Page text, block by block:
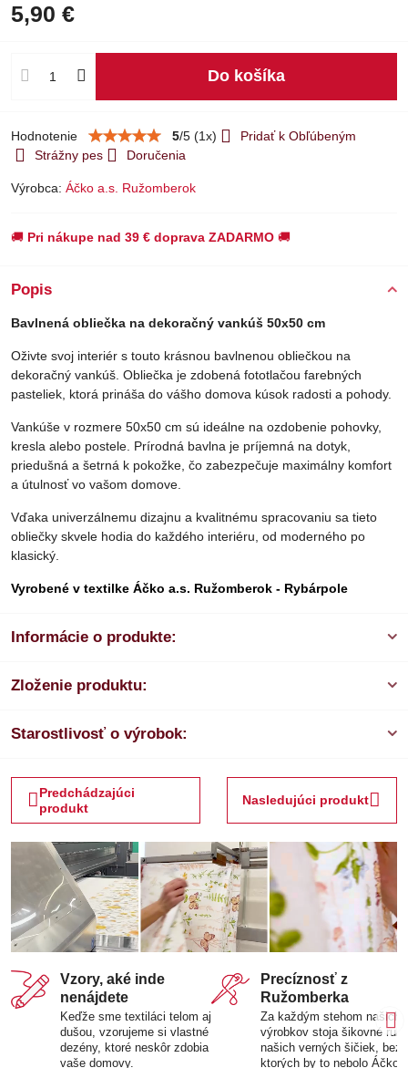
5,90 €
Do košíka
Hodnotenie 5/5 (1x)
Pridať k Obľúbeným
Strážny pes
Doručenia
Výrobca: Áčko a.s. Ružomberok
🚚 Pri nákupe nad 39 € doprava ZADARMO 🚚
Popis
Bavlnená obliečka na dekoračný vankúš 50x50 cm
Oživte svoj interiér s touto krásnou bavlnenou obliečkou na
dekoračný vankúš. Obliečka je zdobená fototlačou farebných
pasteliek, ktorá prináša do vášho domova kúsok radosti a pohody.
Vankúše v rozmere 50x50 cm sú ideálne na ozdobenie pohovky,
kresla alebo postele. Prírodná bavlna je príjemná na dotyk,
priedušná a šetrná k pokožke, čo zabezpečuje maximálny komfort
a útulnosť vo vašom domove.
Vďaka univerzálnemu dizajnu a kvalitnému spracovaniu sa tieto
obliečky skvele hodia do každého interiéru, od moderného po
klasický.
Vyrobené v textilke Áčko a.s. Ružomberok - Rybárpole
Informácie o produkte:
Zloženie produktu:
Starostlivosť o výrobok:
Predchádzajúci
produkt
Nasledujúci produkt
Vzory, aké inde
nenájdete
Keďže sme textiláci telom aj
dušou, vzorujeme si vlastné
dezény, ktoré neskôr zdobia
vaše domovy.
Precíznosť z
Ružomberka
Za každým stehom našich
výrobkov stoja šikovné ruky
našich verných šičiek, bez
ktorých by to nebolo Áčko.